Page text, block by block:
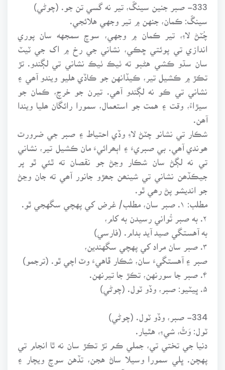
333- صبر جنين سينڱ، تير نه گسي تن جو. (چوڻي)
سينڱ: ڪمان، جنهن ۾ تير وجهي هلائجي.
چُٽڻ لاءِ، تير ڪمان ۾ وجهي، سوچ سمجهه سان پوري
اندازي تي پوئتي ڇڪي، نشاني جي رخ ۾ اک جي ٽيٽ
سان سڌو ڪشي هڻبو ته ٺيڪ ٺيڪ نشاني تي لڳندو. تڙ
تڪڙ ۾ ڪشيل تير، ڪيڏانهن جو ڪاڏي هليو ويندو آھي ۽
نشاني تي ڪو نه لڳندو آھي. تيرن جو خرچ، ڪمان جو
سيڙاءُ، وقت ۽ همت جو استعمال، سمورا رائگان ھليا ويندا
آھن.
شڪار تي نشانو چٽڻ لاءِ وڏي احتياط ۽ صبر جي ضرورت
ھوندي آھي. بي صبريءَ ۽ اٻھرائيءَ مان ڪشيل تير، نشاني
تي نه لڳڻ سان شڪار وڃڻ جو نقصان ته ٿئي ٿو پر
جيڪڏھن نشاني تي شينھن جھڙو جانور آھي ته جان وڃڻ
جو انديشو پڻ رھي ٿو.
مطلب: ۱. صبر سان، مطلب/ غرض کي پهچي سگهجي ٿو.
به آهستگي صيد آيد بدام. (فارسي)
صبر ۽ آهستگيءَ سان، شڪار ڦاهيءَ وٽ اچي ٿو. (ترجمو)
۴. صبر جا سورنهن، تڪڙ جا تيرنهن.
334- صبر، وڏو ٽول. (چوڻي)
ٽول: وَٿُ، شيءِ، هٿيار.
دنيا جي تختي تي، جملي ڪم تڙ تڪڙ سان نه ٿا انجام تي
پهچن. ڀلي سمورا وسيلا ساڻ هجن، تڏهن سوچ ويچار ۽